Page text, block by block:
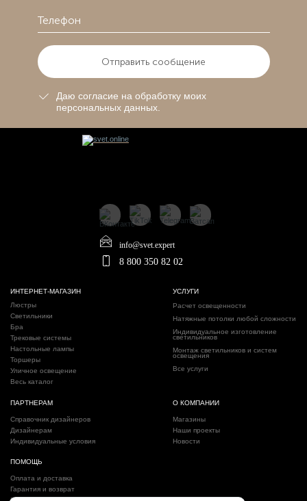
Отправить сообщение
Даю согласие на обработку моих
персональных данных.
info@svet.expert
8 800 350 82 02
ИНТЕРНЕТ-МАГАЗИН
Люстры
Светильники
Бра
Трековые системы
Настольные лампы
Торшеры
Уличное освещение
Весь каталог
УСЛУГИ
Расчет освещенности
Натяжные потолки любой сложности
Индивидуальное изготовление
светильников
Монтаж светильников и систем
освещения
Все услуги
О КОМПАНИИ
Магазины
Наши проекты
Новости
ПАРТНЕРАМ
Справочник дизайнеров
Дизайнерам
Индивидуальные условия
ПОМОЩЬ
Оплата и доставка
Гарантия и возврат